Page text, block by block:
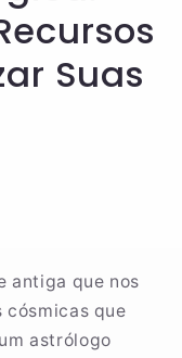
Suas
antiga que nos
que
astrólogo